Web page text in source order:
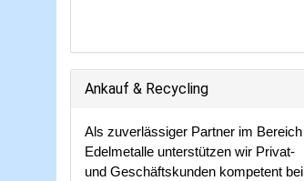
Ankauf & Recycling
Als zuverlässiger Partner im Bereich
Edelmetalle unterstützen wir Privat-
und Geschäftskunden kompetent bei